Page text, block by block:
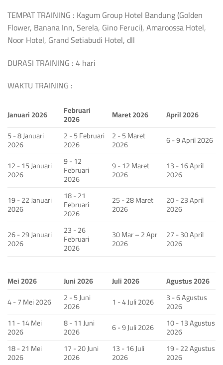
TEMPAT TRAINING : Kagum Group Hotel Bandung (Golden
Flower, Banana Inn, Serela, Gino Feruci), Amaroossa Hotel,
Noor Hotel, Grand Setiabudi Hotel, dll
DURASI TRAINING : 4 hari
WAKTU TRAINING :
Januari 2026 Februari
2026 Maret 2026
April 2026
5 - 8 Januari
2026
2 - 5 Februari
2026
2 - 5 Maret
2026
6 - 9 April 2026
12 - 15 Januari
2026
9 - 12
Februari
2026
9 - 12 Maret
2026
13 - 16 April
2026
19 - 22 Januari
2026
18 - 21
Februari
2026
25 - 28 Maret
2026
20 - 23 April
2026
26 - 29 Januari
2026
23 - 26
Februari
2026
30 Mar – 2 Apr
2026
27 - 30 April
2026
Mei 2026 Juni 2026 Juli 2026
Agustus 2026
4 - 7 Mei 2026
2 - 5 Juni
2026 1 - 4 Juli 2026 3 - 6 Agustus
2026
11 - 14 Mei
2026
8 - 11 Juni
2026 6 - 9 Juli 2026 10 - 13 Agustus
2026
18 - 21 Mei
2026
17 - 20 Juni
2026
13 - 16 Juli
2026
19 - 22 Agustus
2026